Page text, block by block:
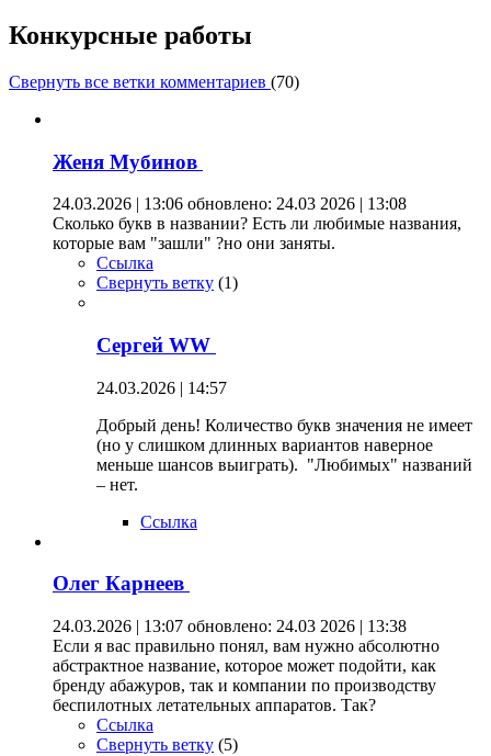
Конкурсные работы
Свернуть все ветки комментариев (70)
Женя Мубинов
24.03.2026 | 13:06 обновлено: 24.03 2026 | 13:08
Сколько букв в названии? Есть ли любимые названия,
которые вам "зашли" ?но они заняты.
Ссылка
Свернуть ветку (1)
Сергей WW
24.03.2026 | 14:57
Добрый день! Количество букв значения не имеет
(но у слишком длинных вариантов наверное
меньше шансов выиграть). "Любимых" названий
– нет.
Ссылка
Олег Карнеев
24.03.2026 | 13:07 обновлено: 24.03 2026 | 13:38
Если я вас правильно понял, вам нужно абсолютно
абстрактное название, которое может подойти, как
бренду абажуров, так и компании по производству
беспилотных летательных аппаратов. Так?
Ссылка
Свернуть ветку (5)